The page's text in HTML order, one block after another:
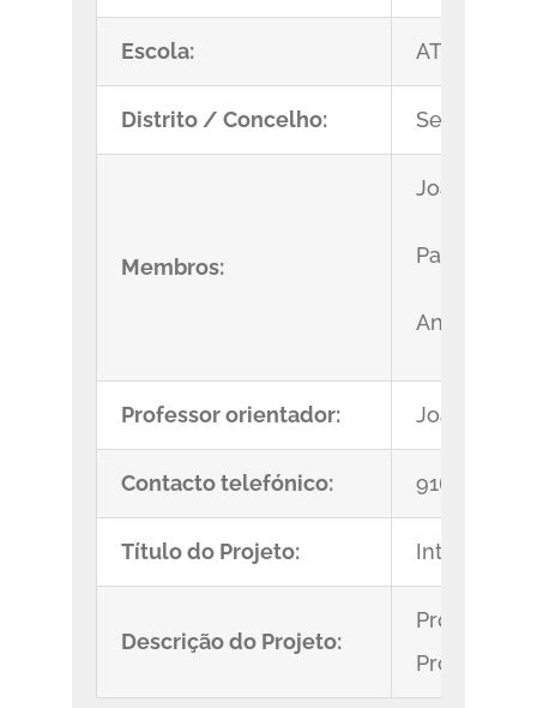
Escola: ATEC
Distrito / Concelho: Setúbal/
Membros:
João Pedro
Paulo
António
Professor orientador: Joaquim
Contacto telefónico: 916972287
Título do Projeto: Interative
Descrição do Projeto:
Projeto